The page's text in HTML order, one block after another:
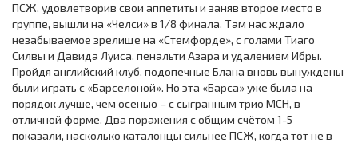
ПСЖ, удовлетворив свои аппетиты и заняв второе место в
группе, вышли на «Челси» в 1/8 финала. Там нас ждало
незабываемое зрелище на «Стемфорде», с голами Тиаго
Силвы и Давида Луиса, пенальти Азара и удалением Ибры.
Пройдя английский клуб, подопечные Блана вновь вынуждены
были играть с «Барселоной». Но эта «Барса» уже была на
порядок лучше, чем осенью – с сыгранным трио МСН, в
отличной форме. Два поражения с общим счётом 1-5
показали, насколько каталонцы сильнее ПСЖ, когда тот не в